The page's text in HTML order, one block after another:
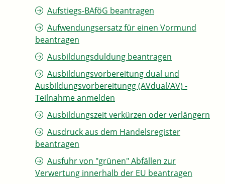
Aufstiegs-BAföG beantragen
Aufwendungsersatz für einen Vormund
beantragen
Ausbildungsduldung beantragen
Ausbildungsvorbereitung dual und
Ausbildungsvorbereitungg (AVdual/AV) -
Teilnahme anmelden
Ausbildungszeit verkürzen oder verlängern
Ausdruck aus dem Handelsregister
beantragen
Ausfuhr von "grünen" Abfällen zur
Verwertung innerhalb der EU beantragen